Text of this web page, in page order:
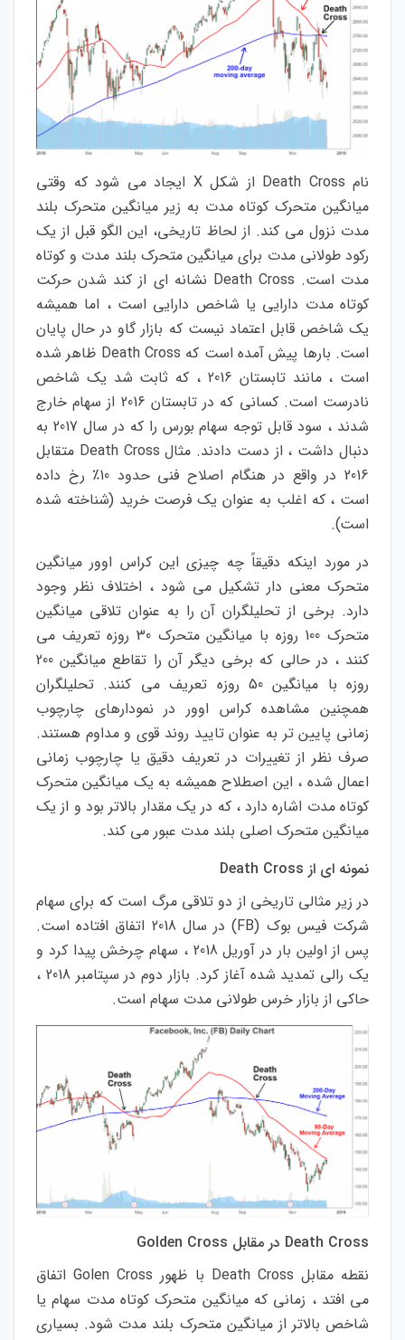
نام از شکل X ایجاد می شود که وقتی
میانگین متحرک کوتاه مدت به زیر میانگین متحرک بلند
مدت نزول می کند. از لحاظ تاریخی، این الگو قبل از یک
رکود طولانی مدت برای میانگین متحرک بلند مدت و کوتاه
مدت است. Death Cross نشانه ای از کند شدن حرکت
کوتاه مدت دارایی یا شاخص دارایی است ، اما همیشه
یک شاخص قابل اعتماد نیست که بازار گاو در حال پایان
است. بارها پیش آمده است که ظاهر شده
است ، مانند تابستان ، که ثابت شد یک شاخص
نادرست است.کسانی که در تابستان از سهام خارج
شدند ، سود قابل توجه سهام بورس را که در سال
به
دنبال داشت ، از دست دادند. مثالDeath Cross
متقابل
2016 در واقع در هنگام اصلاح فنی حدود 10٪ رخ داده
است ، که اغلب به عنوان یک فرصت خرید (شناخته شده
است)
.
در مورد اینکه دقیقاً چه چیزی این کراس اوور میانگین
متحرک معنی دار تشکیل می شود ، اختلاف نظر وجود
دارد. برخی از تحلیلگران آن را به عنوان تلاقی میانگین
متحرک100 روزه با میانگین متحرک روزه تعریف می
کنند ، در حالی که برخی دیگر آن را تقاطع میانگین200
روزه با میانگین50 روزه تعریف می کنند. تحلیلگران
همچنین مشاهده کراس اوور در نمودارهای چارچوب
زمانی پایین تر به عنوان تایید روند قوی ومداوم هستند.
صرف نظر از تغییرات در تعریف دقیق یا چارچوب زمانی
اعمال شده ، این اصطلاح همیشه به یک میانگین متحرک
کوتاه مدت اشاره دارد ، که در یک مقدار بالاتر بود و از یک
میانگین متحرک اصلی بلند مدت عبور می کند.
نمونه ای از
در زیر مثالی تاریخی از دو تلاقی مرگ است که برای سهام
شرکت فیس بوک (FB) در سال 2018 اتفاق افتاده است.
پس از اولین بار در آوریل2018 ، سهام چرخش پیدا کرد و
یک رالی تمدید شده آغاز کرد. بازار دوم در سپتامبر 2018
،
حاکی از بازار خرس طولانی مدت سهام است.
Death Cross در مقابل
نقطه مقابل با ظهورGolen Cross
اتفاق
می افتد ، زمانی که میانگین متحرک کوتاه مدت سهام یا
شاخص بالاتر از میانگین متحرک بلند مدت شود. بسیاری